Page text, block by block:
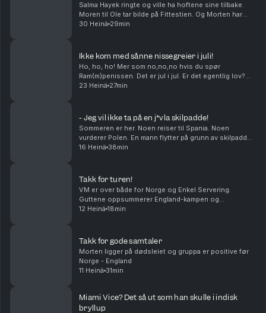
Salma Hayek ringte og ville ha hoftene sine tilbake.
Moren til Ole tar bilde på Fittestien. Og Morten har
visst en greie med å krangle med dyr. Middagstips:
30 Heinä 29min
Ikke kom med sånne nissegreier i juli!
Ho, ho, ho! Mer som no,no,no hvis du spør
Ram(m)penissen. Det er jul i jul. Er det egentlig lov?
Hvilken sunn matrett vil du egentlig at skal smake
23 Heinä 27min
- Jeg vil ikke ta på en j*vla skilpadde!
Sommeren er her. Noen reiser til Spania. Noen
vurderer Polen. En mann flytter på grunn av skilpadder.
Livet tar folk i forskjellige retninger.Middagstips:
16 Heinä 38min
Takk for turen!
VM er over både for Norge og Enkel Servering.
Guttene oppsummerer England-kampen og
mesterskapet. Takk for følget!
12 Heinä 18min
Takk for gode samtaler
Morten ligger på dødsleiet og gruppa er positive før
Norge - England
11 Heinä 31min
Miami Vice? Det så ut som han skulle i indisk
bryllup